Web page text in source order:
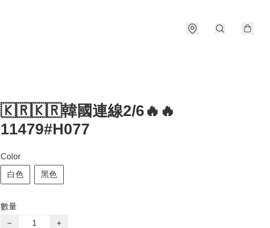
🇰🇷🇰🇷韓國連線2/6🔥🔥
11479#H077
Color
白色 黑色
數量
−
+